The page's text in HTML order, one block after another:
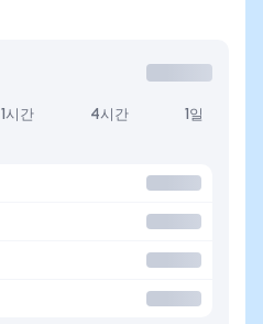
1시간 4시간 1일